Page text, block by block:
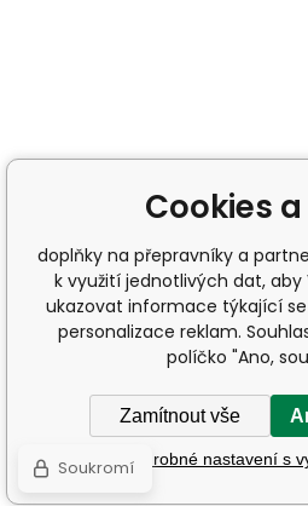
Cookies a
doplňky na přepravníky a
k využití jednotlivých dat,
ukazovat informace týkající
personalizace reklam.
políčko "Ano,
Zamítnout vše
Podrobné nastavení s
Soukromí